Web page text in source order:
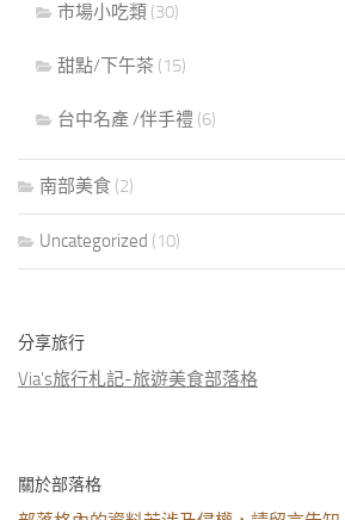
市場小吃類 (30)
甜點/下午茶 (15)
台中名產 /伴手禮 (6)
南部美食 (2)
Uncategorized (10)
分享旅行
Via's旅行札記-旅遊美食部落格
關於部落格